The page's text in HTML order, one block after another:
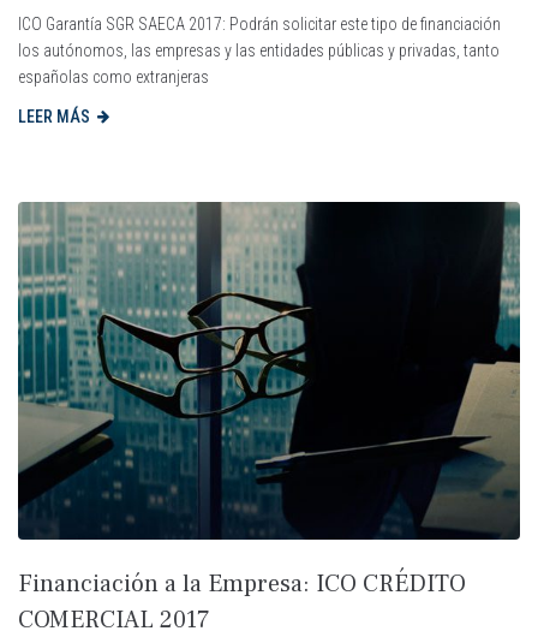
ICO Garantía SGR SAECA 2017: Podrán solicitar este tipo de financiación
los autónomos, las empresas y las entidades públicas y privadas, tanto
españolas como extranjeras
LEER MÁS
Financiación a la Empresa: ICO CRÉDITO
COMERCIAL 2017